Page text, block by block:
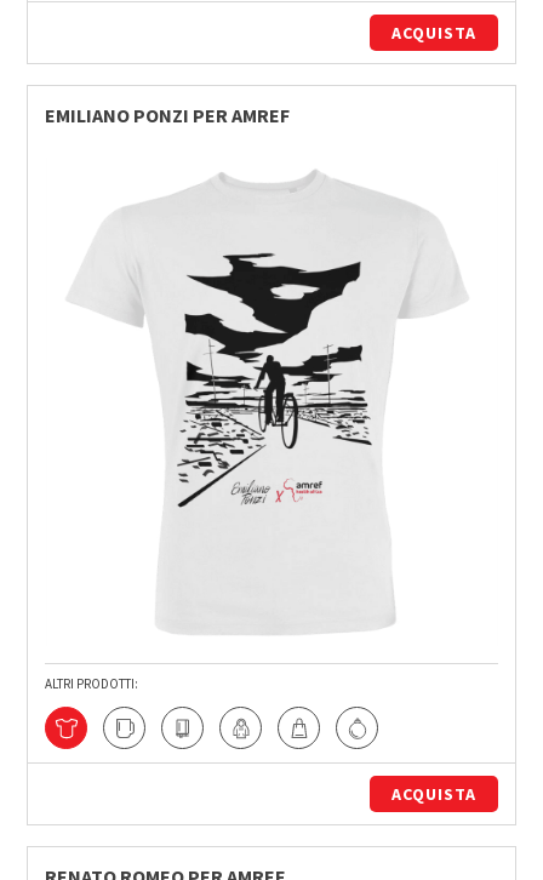
ACQUISTA
EMILIANO PONZI PER AMREF
ALTRI PRODOTTI:
ACQUISTA